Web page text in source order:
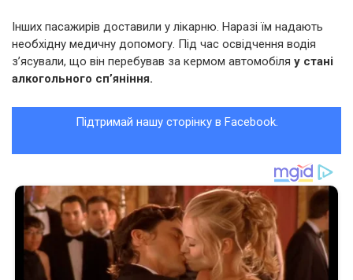
Інших пасажирів доставили у лікарню. Наразі їм надають
необхідну медичну допомогу. Під час освідчення водія
з’ясували, що він перебував за кермом автомобіля у стані
алкогольного сп’яніння.
Підтримай нашу сторінку в Facebook.